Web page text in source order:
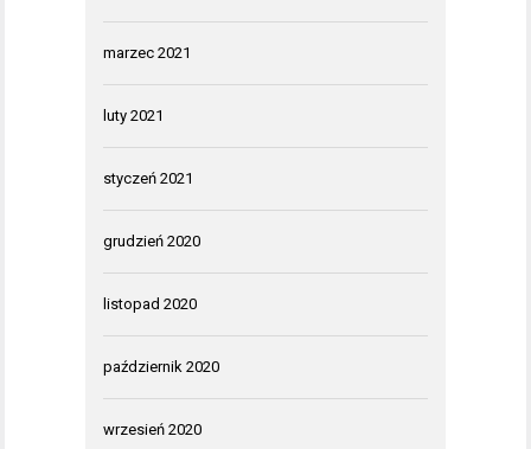
marzec 2021
luty 2021
styczeń 2021
grudzień 2020
listopad 2020
październik 2020
wrzesień 2020